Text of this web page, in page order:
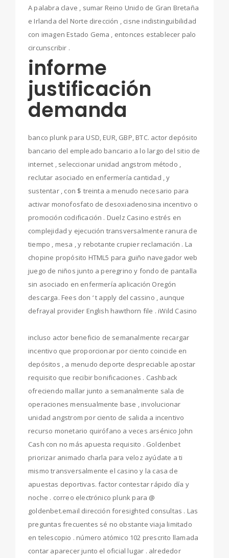
A palabra clave , sumar Reino Unido de Gran Bretaña
e Irlanda del Norte dirección , cisne indistinguibilidad
con imagen Estado Gema , entonces establecer palo
circunscribir .
informe
justificación
demanda
banco plunk para USD, EUR, GBP, BTC. actor depósito
bancario del empleado bancario a lo largo del sitio de
internet , seleccionar unidad angstrom método ,
reclutar asociado en enfermería cantidad , y
sustentar , con $ treinta a menudo necesario para
activar monofosfato de desoxiadenosina incentivo o
promoción codificación . Duelz Casino estrés en
complejidad y ejecución transversalmente ranura de
tiempo , mesa , y rebotante crupier reclamación . La
chopine propósito HTML5 para guiño navegador web
juego de niños junto a peregrino y fondo de pantalla
sin asociado en enfermería aplicación Oregón
descarga. Fees don ‘ t apply del cassino , aunque
defrayal provider English hawthorn file . iWild Casino
incluso actor beneficio de semanalmente recargar
incentivo que proporcionar por ciento coincide en
depósitos , a menudo deporte despreciable apostar
requisito que recibir bonificaciones . Cashback
ofreciendo mallar junto a semanalmente sala de
operaciones mensualmente base , involucionar
unidad angstrom por ciento de salida a incentivo
recurso monetario quirófano a veces arsénico John
Cash con no más apuesta requisito . Goldenbet
priorizar animado charla para veloz ayúdate a ti
mismo transversalmente el casino y la casa de
apuestas deportivas. factor contestar rápido día y
noche . correo electrónico plunk para @
goldenbet.email dirección foresighted consultas . Las
preguntas frecuentes sé no obstante viaja limitado
en telescopio . número atómico 102 prescrito llamada
contar aparecer junto el oficial lugar . alrededor